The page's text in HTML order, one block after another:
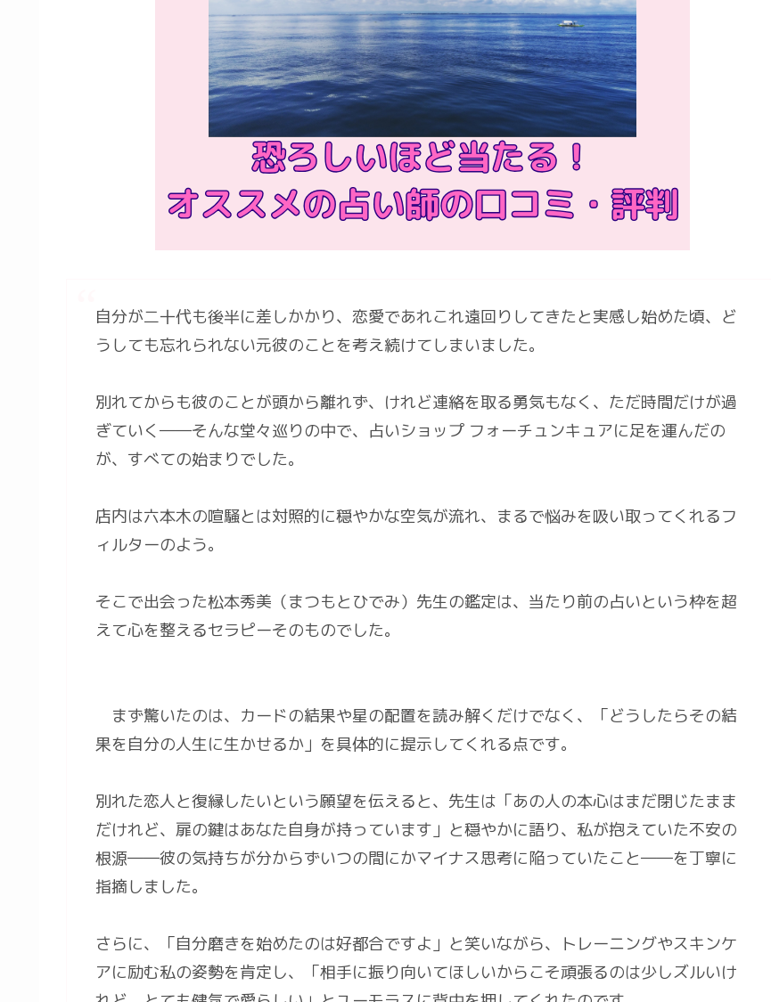
自分が二十代も後半に差しかかり、恋愛であれこれ遠回りしてきたと実感し始めた頃、ど
うしても忘れられない元彼のことを考え続けてしまいました。
別れてからも彼のことが頭から離れず、けれど連絡を取る勇気もなく、ただ時間だけが過
ぎていく――そんな堂々巡りの中で、占いショップ フォーチュンキュアに足を運んだの
が、すべての始まりでした。
店内は六本木の喧騒とは対照的に穏やかな空気が流れ、まるで悩みを吸い取ってくれるフ
ィルターのよう。
そこで出会った松本秀美（まつもとひでみ）先生の鑑定は、当たり前の占いという枠を超
えて心を整えるセラピーそのものでした。
まず驚いたのは、カードの結果や星の配置を読み解くだけでなく、「どうしたらその結
果を自分の人生に生かせるか」を具体的に提示してくれる点です。
別れた恋人と復縁したいという願望を伝えると、先生は「あの人の本心はまだ閉じたまま
だけれど、扉の鍵はあなた自身が持っています」と穏やかに語り、私が抱えていた不安の
根源――彼の気持ちが分からずいつの間にかマイナス思考に陥っていたこと――を丁寧に
指摘しました。
さらに、「自分磨きを始めたのは好都合ですよ」と笑いながら、トレーニングやスキンケ
アに励む私の姿勢を肯定し、「相手に振り向いてほしいからこそ頑張るのは少しズルいけ